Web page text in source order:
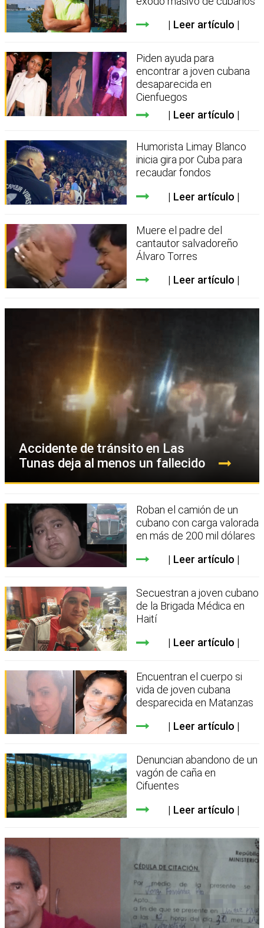
Leer artículo
Piden ayuda para
encontrar a joven cubana
desaparecida en
Cienfuegos
Leer artículo
Humorista Limay Blanco
inicia gira por Cuba para
recaudar fondos
Leer artículo
Muere el padre del
cantautor salvadoreño
Álvaro Torres
Leer artículo
Accidente de tránsito en Las
Tunas deja al menos un fallecido
Roban el camión de un
cubano con carga valorada
en más de 200 mil dólares
Leer artículo
Secuestran a joven cubano
de la Brigada Médica en
Haití
Leer artículo
Encuentran el cuerpo si
vida de joven cubana
desparecida en Matanzas
Leer artículo
Denuncian abandono de un
vagón de caña en
Cifuentes
Leer artículo